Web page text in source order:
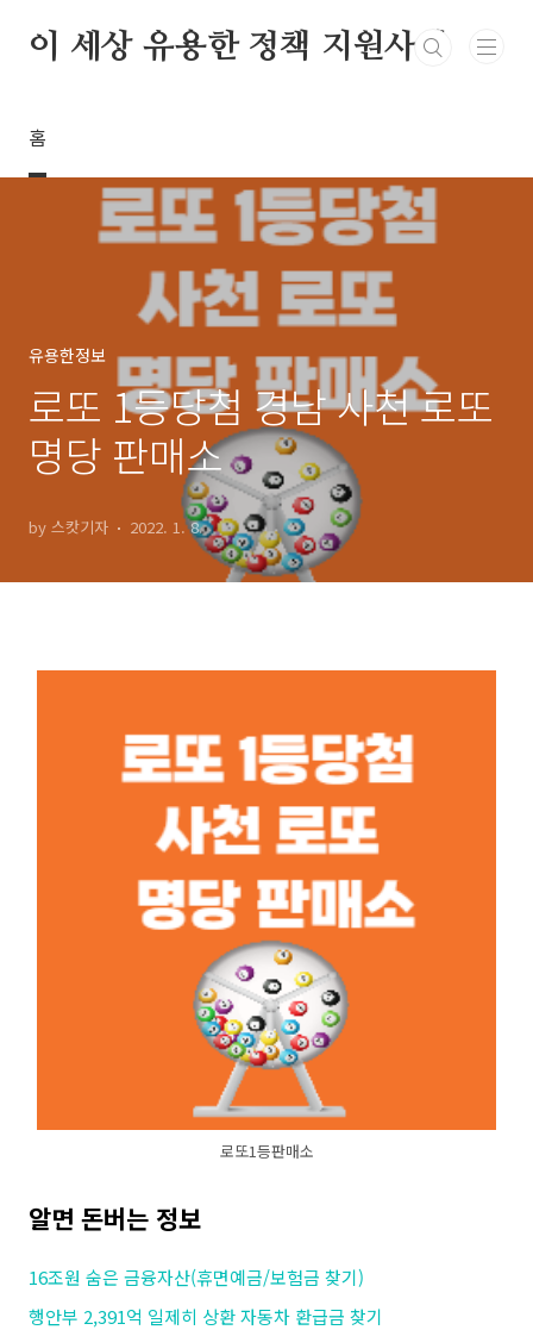
이 세상 유용한 정책 지원사업
홈
유용한정보
로또 1등당첨 경남 사천 로또
명당 판매소
by 스캇기자 2022. 1. 8.
로또1등판매소
알면 돈버는 정보
16조원 숨은 금융자산(휴면예금/보험금 찾기)
행안부 2,391억 일제히 상환 자동차 환급금 찾기